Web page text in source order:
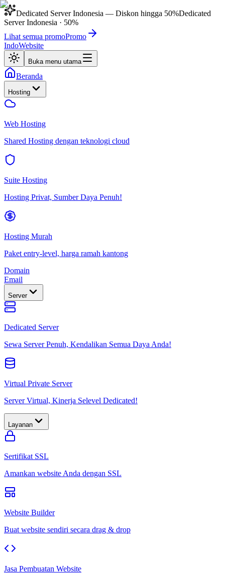
Dedicated Server Indonesia — Diskon hingga 50%Dedicated
Server Indonesia · 50%
Lihat semua promoPromo
IndoWebsite
Buka menu utama
Beranda
Hosting
Web Hosting
Shared Hosting dengan teknologi cloud
Suite Hosting
Hosting Privat, Sumber Daya Penuh!
Hosting Murah
Paket entry-level, harga ramah kantong
Domain
Email
Server
Dedicated Server
Sewa Server Penuh, Kendalikan Semua Daya Anda!
Virtual Private Server
Server Virtual, Kinerja Selevel Dedicated!
Layanan
Sertifikat SSL
Amankan website Anda dengan SSL
Website Builder
Buat website sendiri secara drag & drop
Jasa Pembuatan Website